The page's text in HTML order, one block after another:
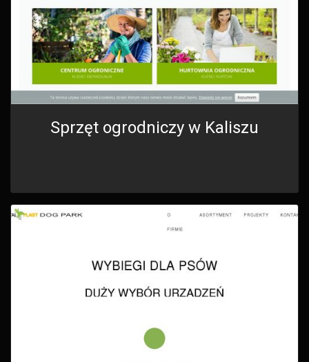
Sprzęt ogrodniczy w Kaliszu